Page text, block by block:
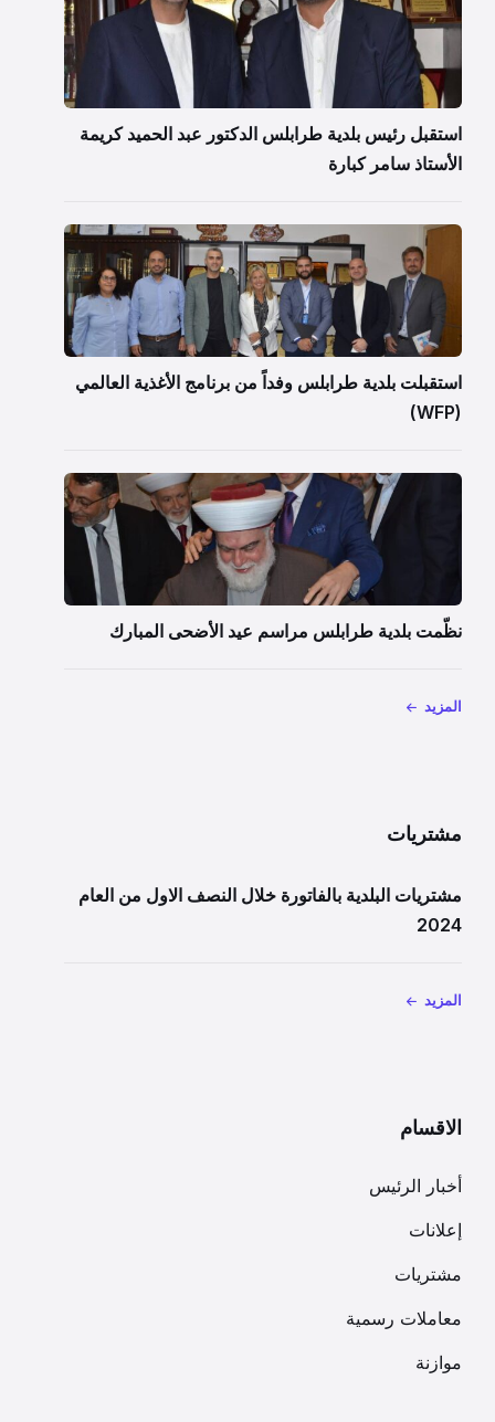
استقبل رئيس بلدية طرابلس الدكتور عبد الحميد كريمة
الأستاذ سامر كبارة
استقبلت بلدية طرابلس وفداً من برنامج الأغذية العالمي
(WFP)
نظّمت بلدية طرابلس مراسم عيد الأضحى المبارك
المزيد
مشتريات
مشتريات البلدية بالفاتورة خلال النصف الاول من العام
2024
المزيد
الاقسام
أخبار الرئيس
إعلانات
مشتريات
معاملات رسمية
موازنة